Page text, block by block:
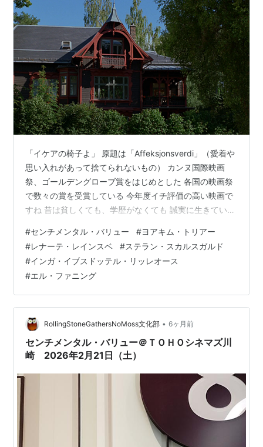
「イケアの椅子よ」 原題は「Affeksjonsverdi」（愛着や
思い入れがあって捨てられないもの） カンヌ国際映画
祭、ゴールデングローブ賞をはじめとした 各国の映画祭
で数々の賞を受賞している 今年度イチ評価の高い映画で
すね 昔は貧しくても、学歴がなくても 誠実に生きていれ
近頃は誰にも完璧さが求められていて 生きていくのが苦
しい時代 さらに親に愛されていなかった、または過剰な
期待から メンタルバーンアウト（認められないことへの
絶望）を病んでしまったものの 死にたいけど死ねない現
実 これはそんなどん底から立ち直っていく女性のストー
リー そし…
#センチメンタル・バリュー #ヨアキム・トリアー
#レナーテ・レインスベ #ステラン・スカルスガルド
#インガ・イブスドッテル・リッレオース
#エル・ファニング
RollingStoneGathersNoMoss文化部 • 6ヶ月前
センチメンタル・バリュー＠ＴＯＨＯシネマズ川
崎 2026年2月21日（土）